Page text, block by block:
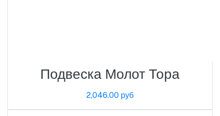
Подвеска Молот Тора
2,046.00 руб